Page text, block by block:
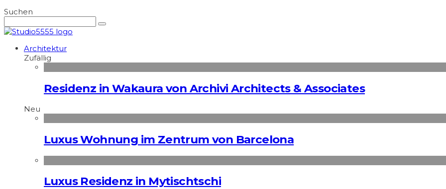
Suchen
Architektur
Zufällig
Residenz in Wakaura von Archivi Architects & Associates
Neu
Luxus Wohnung im Zentrum von Barcelona
Luxus Residenz in Mytischtschi